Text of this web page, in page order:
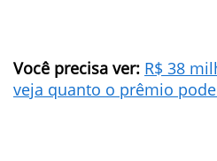
Você precisa ver: R$ 38
veja quanto o prêmio